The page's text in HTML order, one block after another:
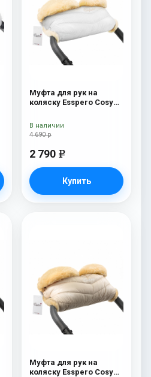
Муфта для рук на
коляску Esspero Cosy
4 690 р
2 790 e
Купить
В наличии
Муфта для рук на
коляску Esspero Cosy